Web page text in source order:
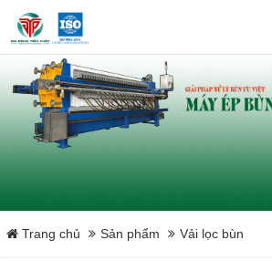
Trang chủ Sản phẩm Vải lọc bùn